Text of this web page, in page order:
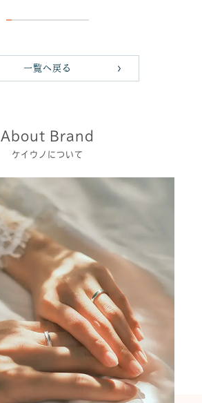
一覧へ戻る
About Brand
ケイウノについて